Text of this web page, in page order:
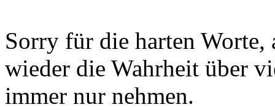
Sorry für die harten
wieder die Wahrheit über
immer nur nehmen.